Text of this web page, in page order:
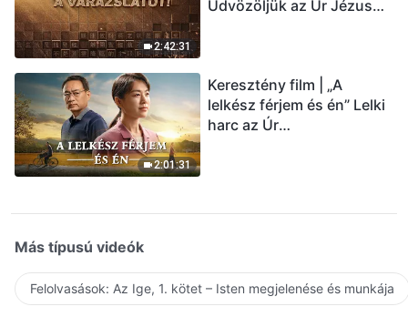
2:42:31
Üdvözöljük az Úr Jézus
2:01:31
Keresztény film | „A
lelkész férjem és én” Lelki
harc az Úr
Más típusú videók
Felolvasások: Az Ige, 1. kötet – Isten megjelenése és munkája